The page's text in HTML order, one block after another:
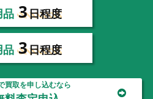
品 3日程度
品 3日程度
買取を申し込むなら